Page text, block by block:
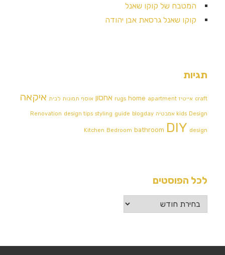
המטבח של קוקו שאנל
קוקו שאנל גרסאת אבן יהודה
תגיות
craft אייטיז rugs home apartment אחסון אוסף תמונות לבית איקאה
kids Design אמבטיה Renovation design tips styling guide blogday
Kitchen Bedroom bathroom DIY design
לכל הפוסטים
לכל
הפוסטים